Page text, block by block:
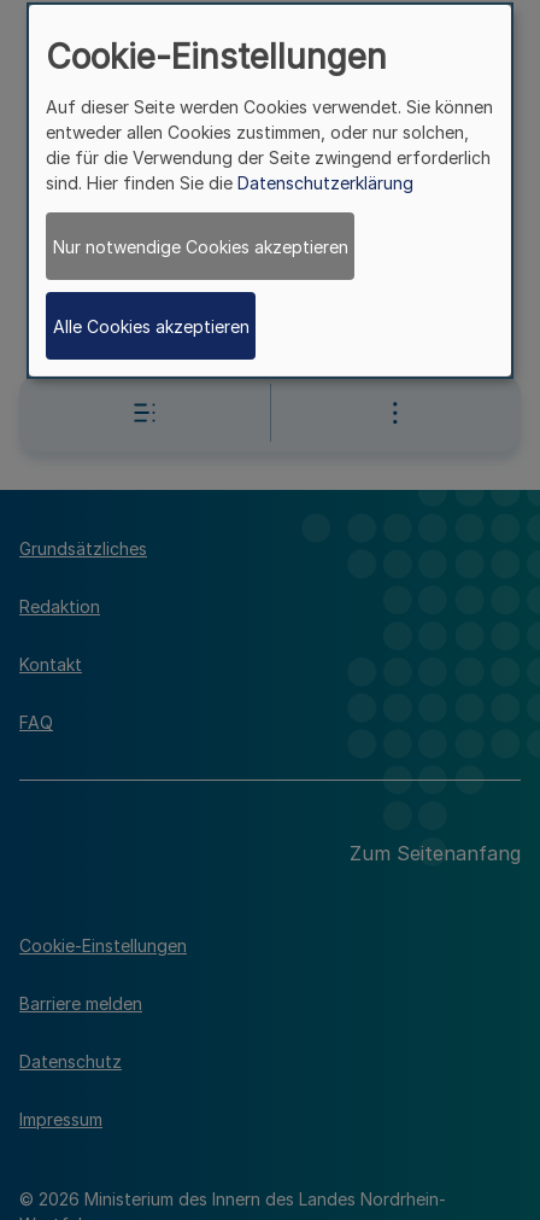
41.2 – 1593 v.
02.03.2005
Mehr
(KOPFERLASS)
Vorschrift „Versorgung der Polizei im Einsatz“ (LF
150)
Grundsätzliches
Redaktion
Kontakt
FAQ
Zum Seitenanfang
© 2026 Ministerium des Innern des Landes Nordrhein-
Cookie-Einstellungen
Barriere melden
Datenschutz
Impressum
Cookie-Einstellungen
Auf dieser Seite werden Cookies verwendet. Sie können
entweder allen Cookies zustimmen, oder nur solchen,
die für die Verwendung der Seite zwingend erforderlich
sind. Hier finden Sie die Datenschutzerklärung
Nur notwendige Cookies akzeptieren
Alle Cookies akzeptieren